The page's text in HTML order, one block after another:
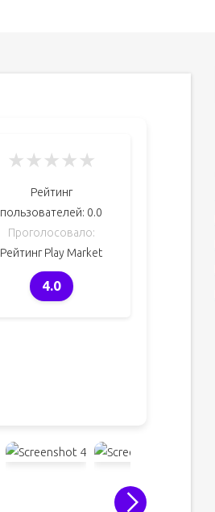
★★★★★
Рейтинг
пользователей: 0.0
Проголосовало:
Рейтинг Play Market
4.0